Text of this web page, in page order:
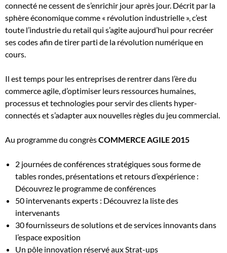
connecté ne cessent de s’enrichir jour après jour. Décrit par la
sphère économique comme « révolution industrielle », c’est
toute l’industrie du retail qui s’agite aujourd’hui pour recréer
ses codes afin de tirer parti de la révolution numérique en
cours.
Il est temps pour les entreprises de rentrer dans l’ère du
commerce agile, d’optimiser leurs ressources humaines,
processus et technologies pour servir des clients hyper-
connectés et s’adapter aux nouvelles règles du jeu commercial.
Au programme du congrèsCOMMERCE AGILE 2015
2 journées de conférences stratégiques sous forme de
tables rondes, présentations et retours d’expérience :
Découvrez le programme de conférences
50 intervenants experts : Découvrez la liste des
intervenants
30 fournisseurs de solutions et de services innovants dans
l’espace exposition
Un pôle innovation réservé aux Strat-ups